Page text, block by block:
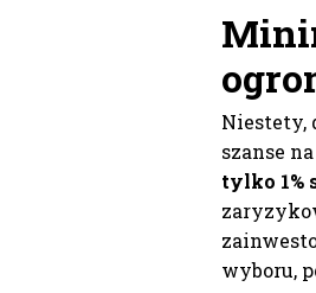
Niestety,
szanse
tylko 1%
wyboru,